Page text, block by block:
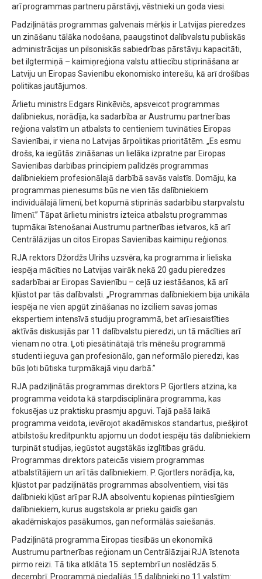
arī programmas partneru pārstāvji, vēstnieki un goda viesi.
Padziļinātās programmas galvenais mērķis ir Latvijas pieredzes
un zināšanu tālāka nodošana, paaugstinot dalībvalstu publiskās
administrācijas un pilsoniskās sabiedrības pārstāvju kapacitāti,
bet ilgtermiņā – kaimiņreģiona valstu attiecību stiprināšana ar
Latviju un Eiropas Savienību ekonomisko interešu, kā arī drošības
politikas jautājumos.
Ārlietu ministrs Edgars Rinkēvičs, apsveicot programmas
dalībniekus, norādīja, ka sadarbība ar Austrumu partnerības
reģiona valstīm un atbalsts to centieniem tuvināties Eiropas
Savienībai, ir viena no Latvijas ārpolitikas prioritātēm. „Es esmu
drošs, ka iegūtās zināšanas un lielāka izpratne par Eiropas
Savienības darbības principiem palīdzēs programmas
dalībniekiem profesionālajā darbībā savās valstīs. Domāju, ka
programmas pienesums būs ne vien tās dalībniekiem
individuālajā līmenī, bet kopumā stiprinās sadarbību starpvalstu
līmenī.” Tāpat ārlietu ministrs izteica atbalstu programmas
tupmākai īstenošanai Austrumu partnerības ietvaros, kā arī
Centrālāzijas un citos Eiropas Savienības kaimiņu reģionos.
RJA rektors Džordžs Ulrihs uzsvēra, ka programma ir lieliska
iespēja mācīties no Latvijas vairāk nekā 20 gadu pieredzes
sadarbībai ar Eiropas Savienību – ceļā uz iestāšanos, kā arī
kļūstot par tās dalībvalsti. „Programmas dalībniekiem bija unikāla
iespēja ne vien apgūt zināšanas no izciliem savas jomas
ekspertiem intensīvā studiju programmā, bet arī iesaistīties
aktīvās diskusijās par 11 dalībvalstu pieredzi, un tā mācīties arī
vienam no otra. Ļoti piesātinātajā trīs mēnešu programmā
studenti ieguva gan profesionālo, gan neformālo pieredzi, kas
būs ļoti būtiska turpmākajā viņu darbā.”
RJA padziļinātās programmas direktors P. Gjortlers atzina, ka
programma veidota kā starpdisciplināra programma, kas
fokusējas uz praktisku prasmju apguvi. Tajā pašā laikā
programma veidota, ievērojot akadēmiskos standartus, piešķirot
atbilstošu kredītpunktu apjomu un dodot iespēju tās dalībniekiem
turpināt studijas, iegūstot augstākās izglītības grādu.
Programmas direktors pateicās visiem programmas
atbalstītājiem un arī tās dalībniekiem. P. Gjortlers norādīja, ka,
kļūstot par padziļinātās programmas absolventiem, visi tās
dalībnieki kļūst arī par RJA absolventu kopienas pilntiesīgiem
dalībniekiem, kurus augstskola ar prieku gaidīs gan
akadēmiskajos pasākumos, gan neformālās saiešanās.
Padziļinātā programma Eiropas tiesībās un ekonomikā
Austrumu partnerības reģionam un Centrālāzijai RJA īstenota
pirmo reizi. Tā tika atklāta 15. septembrī un noslēdzās 5.
decembrī. Programmā piedalījās 15 dalībnieki no 11 valstīm: